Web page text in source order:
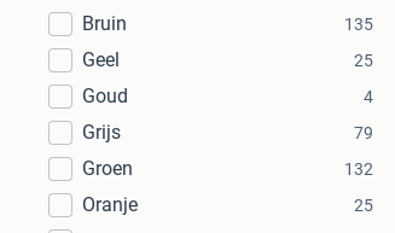
Bruin 135
Geel 25
Goud 4
Grijs 79
Groen 132
Oranje 25